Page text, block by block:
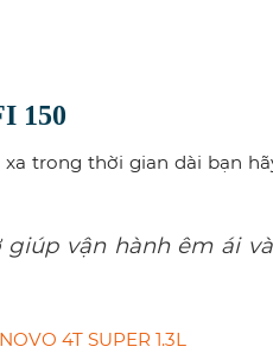
150
trong thời gian dài bạn
vận hành êm ái
4T SUPER 1.3L